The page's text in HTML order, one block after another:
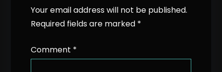
Your email address will not be published.
Required fields are marked *
Comment *